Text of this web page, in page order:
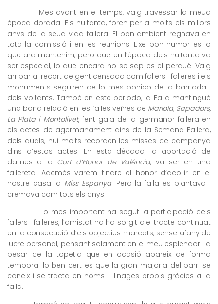
Mes avant en el temps, vaig travessar la meua
época dorada. Els huitanta, foren per a molts els millors
anys de la seua vida fallera. El bon ambient regnava en
tota la comissió i en les reunions. Eixe bon humor es lo
que ara mantenim, pero que en l’época dels huitanta va
ser especial, lo que encara no se sap es el perqué. Vaig
arribar al recort de gent censada com fallers i falleres i els
monuments seguiren de lo mes bonico de la barriada i
dels voltants. També en este periodo, la Falla mantingué
una bona relació en les falles veïnes de Mariola, Sapadors,
La Plata i Montolivet, fent gala de la germanor fallera en
els actes de agermanament dins de la Semana Fallera,
dels quals, hui molts recorden les misses de campanya
dins d’estos actes. En esta década, la aportació de
dames a la Cort d’Honor de Valéncia, va ser en una
fallereta. Ademés varem tindre el honor d’acollir en el
nostre casal a Miss Espanya. Pero la falla es plantava i
cremava com tots els anys.
Lo mes important ha segut la participació dels
fallers i falleres, l’amistat ha ha sorgit d’el tracte continuat
en la consecució d’els objectius marcats, sense afany de
lucre personal, pensant solament en el meu esplendor i a
pesar de la topetia que en ocasió apareix de forma
temporal lo ben cert es que la gran majoria del barri se
coneix i se tracta en noms i llinages propis gràcies a la
falla.